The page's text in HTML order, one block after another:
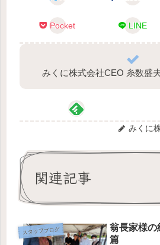
Pocket LINE
みくに株式会社CEO 糸数盛
みくに
関連記事
スタッフブログ
翁長家様の
篇